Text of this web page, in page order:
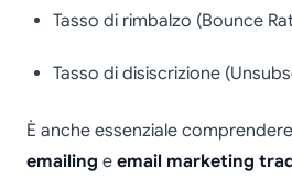
Tasso di rimbalzo (Bounce
Tasso di disiscrizione
È anche essenziale
emailing e email marketing